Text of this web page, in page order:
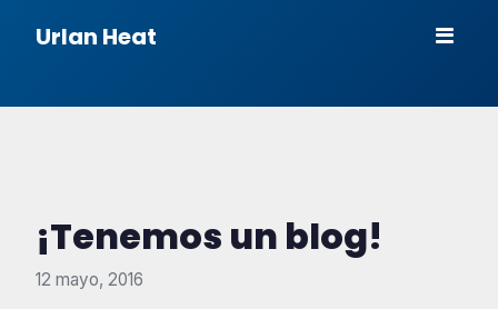
Urlan Heat
¡Tenemos un blog!
12 mayo, 2016